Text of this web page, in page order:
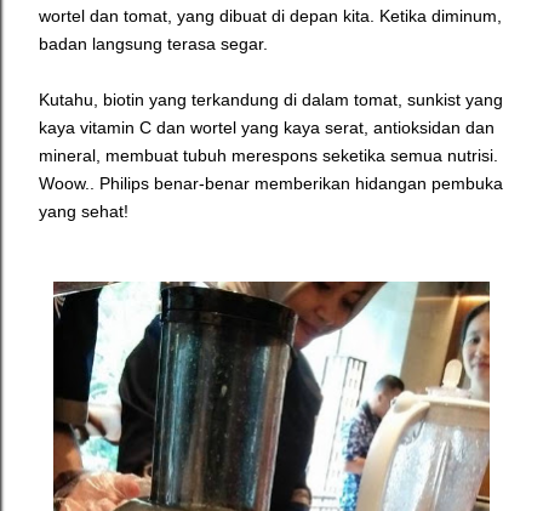
wortel dan tomat, yang dibuat di depan kita. Ketika diminum,
badan langsung terasa segar.
Kutahu, biotin yang terkandung di dalam tomat, sunkist yang
kaya vitamin C dan wortel yang kaya serat, antioksidan dan
mineral, membuat tubuh merespons seketika semua nutrisi.
Woow.. Philips benar-benar memberikan hidangan pembuka
yang sehat!